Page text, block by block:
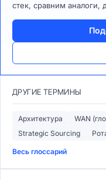
стек, сравним
ДРУГИЕ ТЕРМИНЫ
Архитектура WAN
Strategic Sourcing
Весь глоссарий